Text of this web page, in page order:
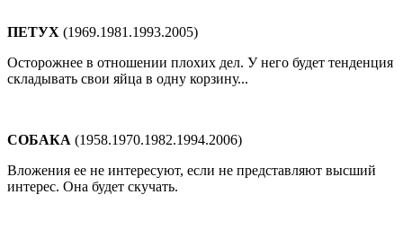
ПЕТУХ (1969.1981.1993.2005)
Осторожнее в отношении плохих дел. У него будет тенденция
складывать свои яйца в одну корзину...
СОБАКА (1958.1970.1982.1994.2006)
Вложения ее не интересуют, если не представляют высший
интерес. Она будет скучать.